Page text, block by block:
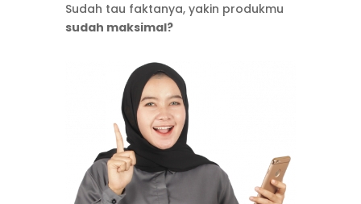
Sudah tau faktanya, yakin produkmu
sudah maksimal?